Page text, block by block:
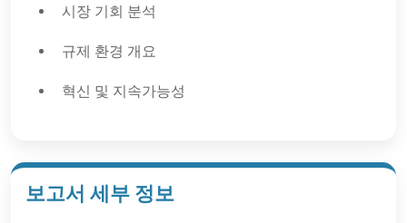
시장 기회 분석
규제 환경 개요
혁신 및 지속가능성
보고서 세부 정보